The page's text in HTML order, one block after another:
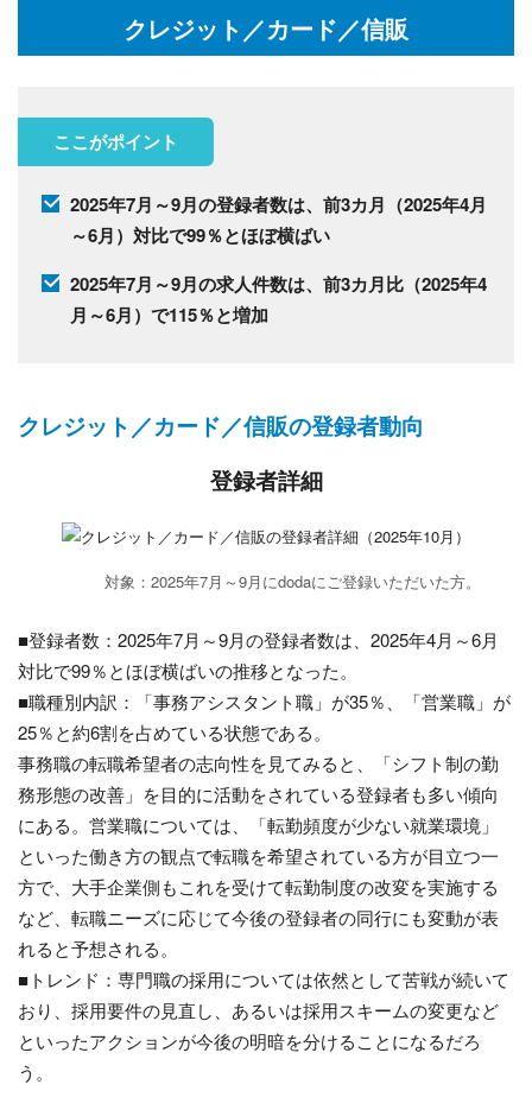
クレジット／カード／信販
ここがポイント
2025年7月～9月の登録者数は、前3カ月（2025年4月
～6月）対比で99％とほぼ横ばい
2025年7月～9月の求人件数は、前3カ月比（2025年4
月～6月）で115％と増加
クレジット／カード／信販の登録者動向
登録者詳細
対象：2025年7月～9月にdodaにご登録いただいた方。
■登録者数：2025年7月～9月の登録者数は、2025年4月～6月
対比で99％とほぼ横ばいの推移となった。
■職種別内訳：「事務アシスタント職」が35％、「営業職」が
25％と約6割を占めている状態である。
事務職の転職希望者の志向性を見てみると、「シフト制の勤
務形態の改善」を目的に活動をされている登録者も多い傾向
にある。営業職については、「転勤頻度が少ない就業環境」
といった働き方の観点で転職を希望されている方が目立つ一
方で、大手企業側もこれを受けて転勤制度の改変を実施する
など、転職ニーズに応じて今後の登録者の同行にも変動が表
れると予想される。
■トレンド：専門職の採用については依然として苦戦が続いて
おり、採用要件の見直し、あるいは採用スキームの変更など
といったアクションが今後の明暗を分けることになるだろ
う。